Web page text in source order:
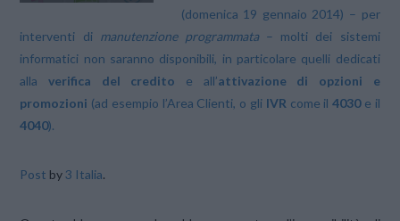
(domenica 19 gennaio 2014) – per
interventi di manutenzione programmata– molti dei sistemi
informatici non saranno disponibili, in particolare quelli dedicati
allaverifica del credito e all’attivazione di opzioni e
promozioni (ad esempio l’Area Clienti, o gli IVR come il4030e il
4040).
Post by3 Italia.